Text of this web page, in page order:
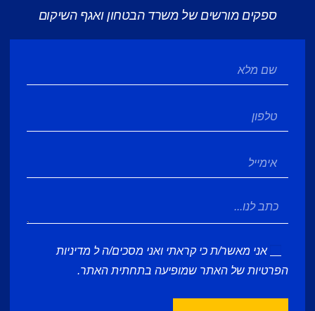
ספקים מורשים של משרד הבטחון ואגף השיקום
אני מאשר/ת כי קראתי ואני מסכים/ה ל מדיניות
הפרטיות של האתר שמופיעה בתחתית האתר.